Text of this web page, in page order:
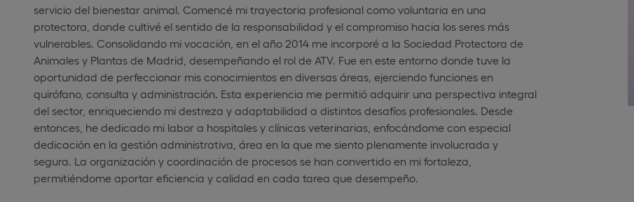
servicio del bienestar animal. Comencé mi trayectoria profesional como voluntaria en una
protectora, donde cultivé el sentido de la responsabilidad y el compromiso hacia los seres más
vulnerables. Consolidando mi vocación, en el año 2014 me incorporé a la Sociedad Protectora de
Animales y Plantas de Madrid, desempeñando el rol de ATV. Fue en este entorno donde tuve la
oportunidad de perfeccionar mis conocimientos en diversas áreas, ejerciendo funciones en
quirófano, consulta y administración. Esta experiencia me permitió adquirir una perspectiva integral
del sector, enriqueciendo mi destreza y adaptabilidad a distintos desafíos profesionales. Desde
entonces, he dedicado mi labor a hospitales y clínicas veterinarias, enfocándome con especial
dedicación en la gestión administrativa, área en la que me siento plenamente involucrada y
segura. La organización y coordinación de procesos se han convertido en mi fortaleza,
permitiéndome aportar eficiencia y calidad en cada tarea que desempeño.